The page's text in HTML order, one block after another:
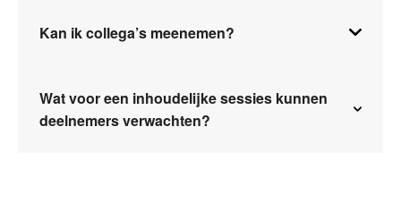
Kan ik collega’s meenemen?
Wat voor een inhoudelijke sessies kunnen
deelnemers verwachten?